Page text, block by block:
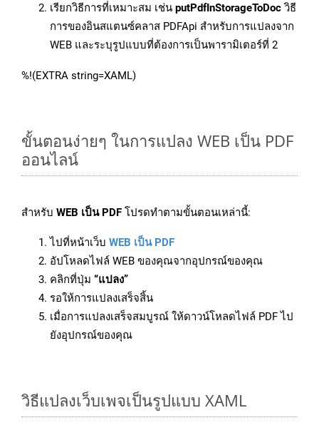
เรียกวิธีการที่เหมาะสม เช่น putPdfInStorageToDoc วิธี
การของอินสแตนซ์คลาส PDFApi สำหรับการแปลงจาก
WEB และระบุรูปแบบที่ต้องการเป็นพารามิเตอร์ที่ 2
%!(EXTRA string=XAML)
ขั้นตอนง่ายๆ ในการแปลง WEB เป็น PDF
ออนไลน์
สำหรับ WEB เป็น PDF โปรดทำตามขั้นตอนเหล่านี้:
ไปที่หน้าเว็บ WEB เป็น PDF
อัปโหลดไฟล์ WEB ของคุณจากอุปกรณ์ของคุณ
คลิกที่ปุ่ม “แปลง”
รอให้การแปลงเสร็จสิ้น
เมื่อการแปลงเสร็จสมบูรณ์ ให้ดาวน์โหลดไฟล์ PDF ไป
ยังอุปกรณ์ของคุณ
วิธีแปลงเว็บเพจเป็นรูปแบบ XAML